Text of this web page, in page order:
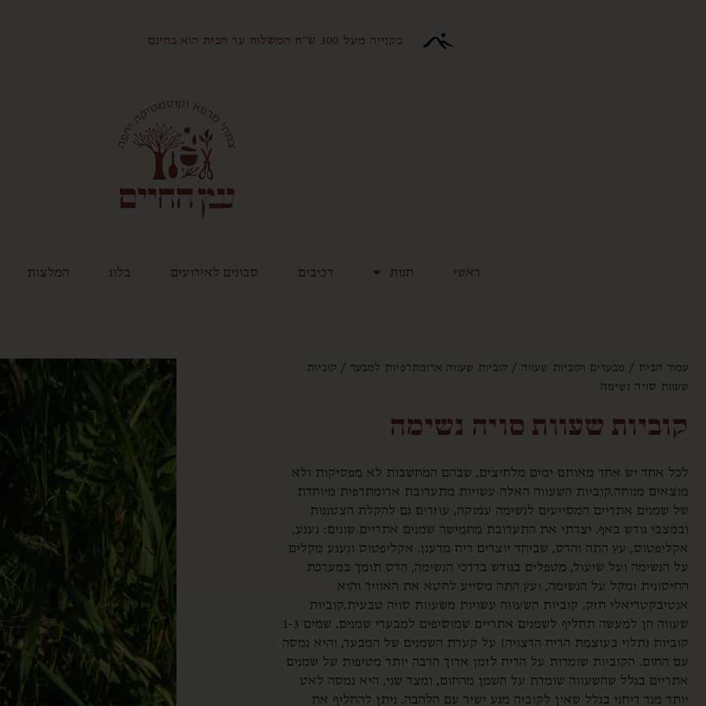
בקנייה מעל 300 ש"ח המשלוח עד הבית הוא בחינם
ראשי חנות רכיבים סבונים לאירועים בלוג המלצות
עמוד הבית / מבערים וקוביות שעווה / קוביות שעווה ארומתרפיות למבער / קוביות
שעוות סויה נשימה
קוביות שעוות סויה נשימה
לכל אחד יש אחד מאותם ימים מלחיצים, שבהם המחשבות לא מפסיקות ולא
מוצאים מנוחה.קוביות השעווה האלה עשויות מתערובת ארומתרפית מיוחדת
של שמנים אתריים המסייעים לנשימה עמוקה, עוזרים גם להקלת הצטננות
ובמצבי גודש באף. יצרתי את התערובת מחמישה שמנים אתריים שונים: נענע,
אקליפטוס, עץ התה והדס, שביחד יוצרים ריח מרענן. אקליפטוס ונענע מקלים
על הנשימה ועל שיעול, מטפלים בגודש בדרכי הנשימה, הדס תומך במערכת
החיסונית ומקל על הנשימה, ועץ התה מסייע לחטא את האוויר והוא
אנטיבקטריאלי חזק. קוביות השעווה עשויות משעוות סויה טבעית.קוביות
שעווה הן למעשה תחליף לשמנים אתריים שמוסיפים למבערי שמנים. שמים 1-3
קוביות (תלוי בעוצמת הריח הרצויה) על קערת השמנים של המבער, והיא נמסה
עם החום. הקוביות שומרות על הריח לזמן ארוך הרבה יותר מטיפות של שמנים
אתריים בגלל שהשעווה שומרת על השמן מהחום, ומצד שני, היא נמסה לאט
יותר מנר ריחני בגלל שאין לקוביה מגע ישיר עם הלהבה. ניתן להחליף את